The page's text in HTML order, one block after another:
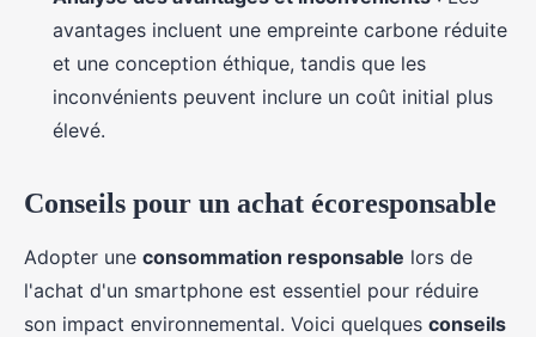
avantages incluent une empreinte carbone réduite
et une conception éthique, tandis que les
inconvénients peuvent inclure un coût initial plus
élevé.
Conseils pour un achat écoresponsable
Adopter une consommation responsable lors de
l'achat d'un smartphone est essentiel pour réduire
son impact environnemental. Voici quelques conseils